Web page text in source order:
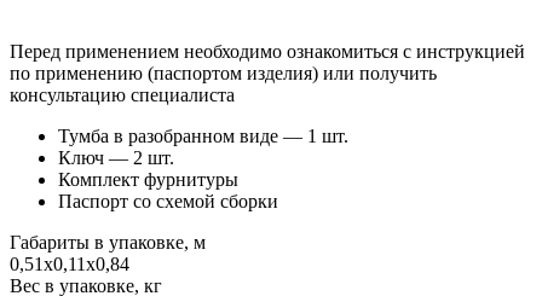
Перед применением необходимо ознакомиться с инструкцией
по применению (паспортом изделия) или получить
консультацию специалиста
Тумба в разобранном виде — 1 шт.
Ключ — 2 шт.
Комплект фурнитуры
Паспорт со схемой сборки
Габариты в упаковке, м
0,51x0,11x0,84
Вес в упаковке, кг